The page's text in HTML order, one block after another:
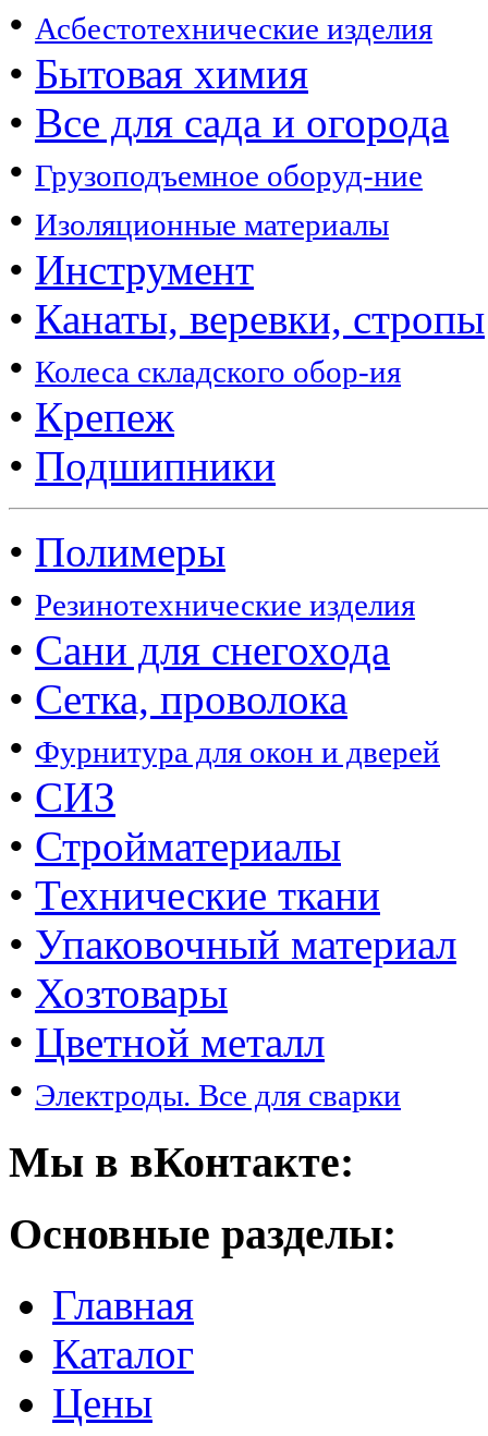
• Асбестотехнические изделия
• Бытовая химия
• Все для сада и огорода
• Грузоподъемное оборуд-ние
• Изоляционные материалы
• Инструмент
• Канаты, веревки, стропы
• Колеса складского обор-ия
• Крепеж
• Подшипники
• Полимеры
• Резинотехнические изделия
• Сани для снегохода
• Сетка, проволока
• Фурнитура для окон и дверей
• СИЗ
• Стройматериалы
• Технические ткани
• Упаковочный материал
• Хозтовары
• Цветной металл
• Электроды. Все для сварки
Мы в вКонтакте:
Основные разделы:
Главная
Каталог
Цены